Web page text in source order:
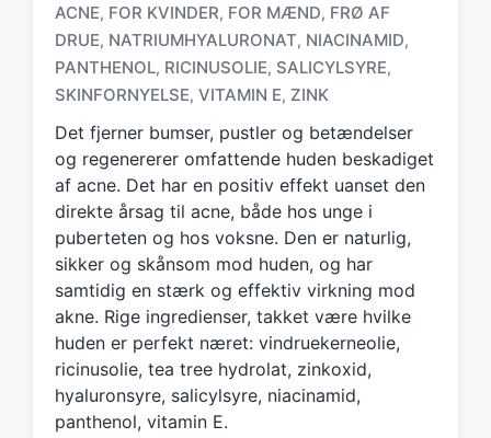
a
g
g
d
w
i
t
h
ACNE, FOR KVINDER, FOR MÆND, FRØ AF
DRUE, NATRIUMHYALURONAT, NIACINAMID,
PANTHENOL, RICINUSOLIE, SALICYLSYRE,
SKINFORNYELSE, VITAMIN E, ZINK
Det fjerner bumser, pustler og betændelser
og regenererer omfattende huden beskadiget
af acne. Det har en positiv effekt uanset den
direkte årsag til acne, både hos unge i
puberteten og hos voksne. Den er naturlig,
sikker og skånsom mod huden, og har
samtidig en stærk og effektiv virkning mod
akne. Rige ingredienser, takket være hvilke
huden er perfekt næret: vindruekerneolie,
ricinusolie, tea tree hydrolat, zinkoxid,
hyaluronsyre, salicylsyre, niacinamid,
panthenol, vitamin E.